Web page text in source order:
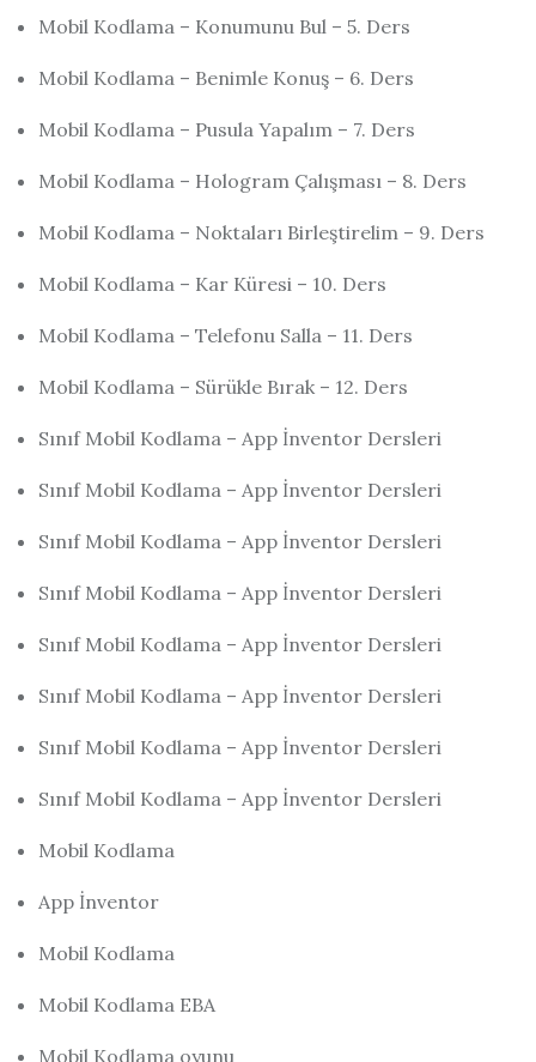
Mobil Kodlama – Konumunu Bul – 5. Ders
Mobil Kodlama – Benimle Konuş – 6. Ders
Mobil Kodlama – Pusula Yapalım – 7. Ders
Mobil Kodlama – Hologram Çalışması – 8. Ders
Mobil Kodlama – Noktaları Birleştirelim – 9. Ders
Mobil Kodlama – Kar Küresi – 10. Ders
Mobil Kodlama – Telefonu Salla – 11. Ders
Mobil Kodlama – Sürükle Bırak – 12. Ders
Sınıf Mobil Kodlama – App İnventor Dersleri
Sınıf Mobil Kodlama – App İnventor Dersleri
Sınıf Mobil Kodlama – App İnventor Dersleri
Sınıf Mobil Kodlama – App İnventor Dersleri
Sınıf Mobil Kodlama – App İnventor Dersleri
Sınıf Mobil Kodlama – App İnventor Dersleri
Sınıf Mobil Kodlama – App İnventor Dersleri
Sınıf Mobil Kodlama – App İnventor Dersleri
Mobil Kodlama
App İnventor
Mobil Kodlama
Mobil Kodlama EBA
Mobil Kodlama oyunu